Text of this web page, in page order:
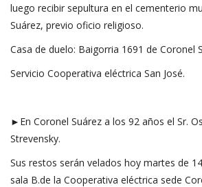
luego recibir sepultura en el cementerio
Suárez, previo oficio religioso.
Casa de duelo: Baigorria 1691 de Coronel
Servicio Cooperativa eléctrica San José.
►En Coronel Suárez a los 92 años el Sr.
Strevensky.
Sus restos serán velados hoy martes de
sala B.de la Cooperativa eléctrica sede